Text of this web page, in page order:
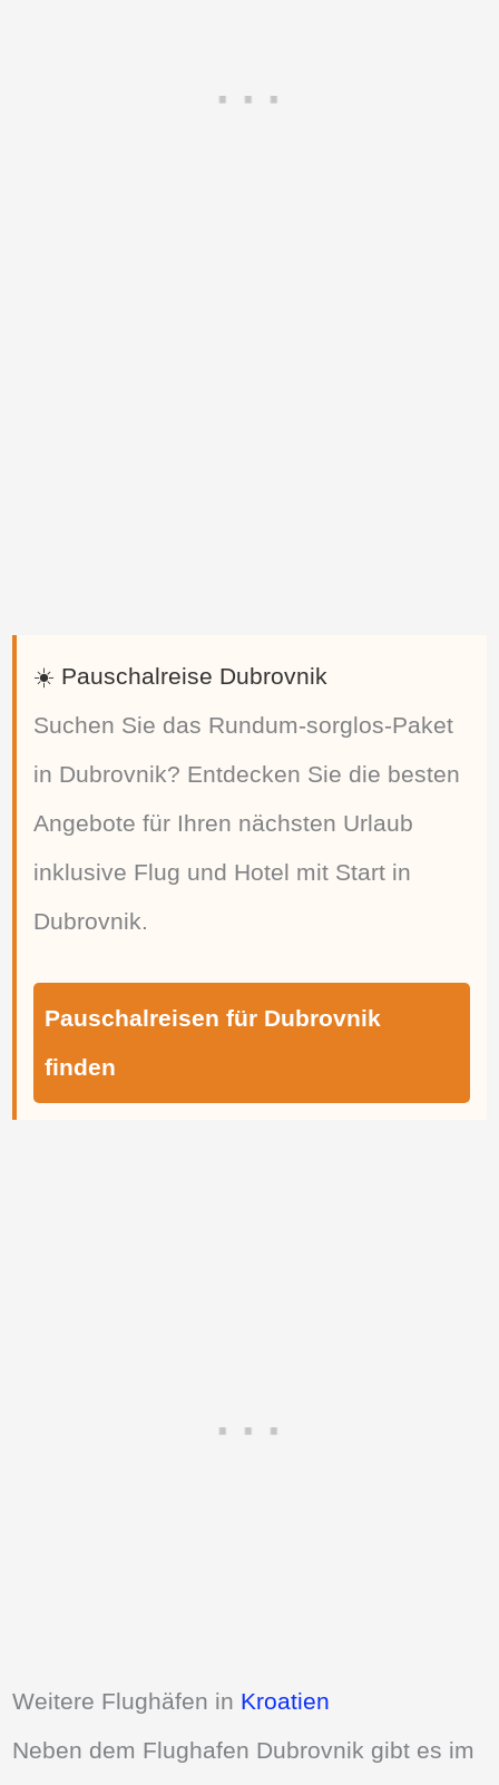
☀️ Pauschalreise Dubrovnik
Suchen Sie das Rundum-sorglos-Paket
in Dubrovnik? Entdecken Sie die besten
Angebote für Ihren nächsten Urlaub
inklusive Flug und Hotel mit Start in
Dubrovnik.
Pauschalreisen für Dubrovnik
finden
Weitere Flughäfen in Kroatien
Neben dem Flughafen Dubrovnik gibt es im